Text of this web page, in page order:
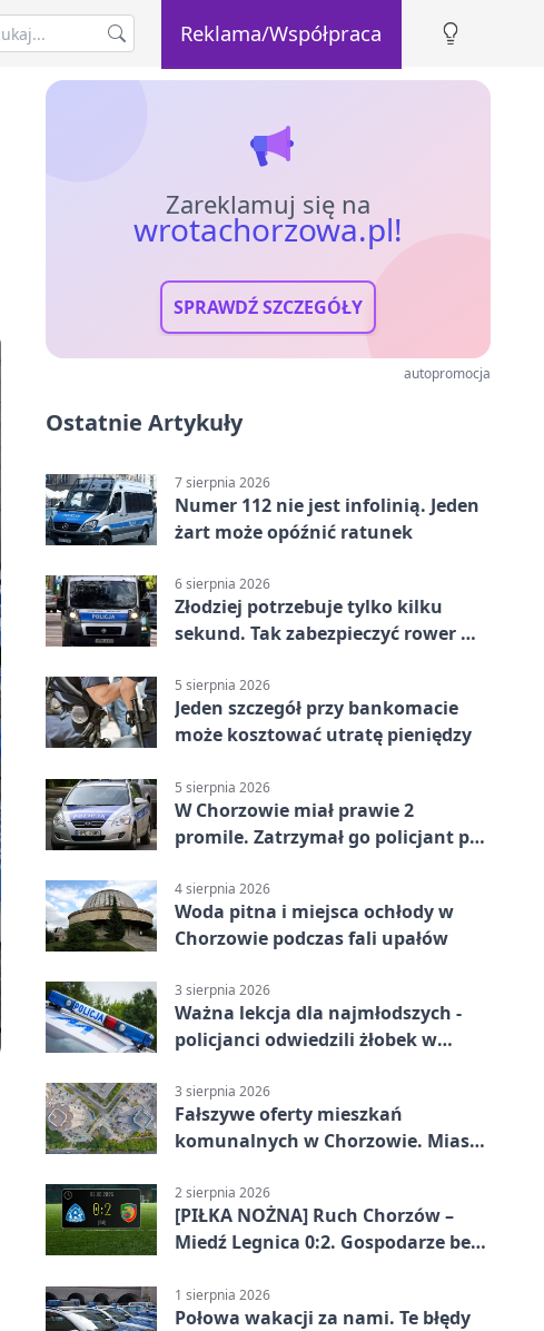
Reklama/Współpraca
Zareklamuj się na
wrotachorzowa.pl!
SPRAWDŹ SZCZEGÓŁY
autopromocja
Ostatnie Artykuły
7 sierpnia 2026
Numer 112 nie jest infolinią. Jeden
żart może opóźnić ratunek
6 sierpnia 2026
Złodziej potrzebuje tylko kilku
sekund. Tak zabezpieczyć rower w
5 sierpnia 2026
Jeden szczegół przy bankomacie
może kosztować utratę pieniędzy
5 sierpnia 2026
W Chorzowie miał prawie 2
promile. Zatrzymał go policjant po
4 sierpnia 2026
Woda pitna i miejsca ochłody w
Chorzowie podczas fali upałów
3 sierpnia 2026
Ważna lekcja dla najmłodszych -
policjanci odwiedzili żłobek w
3 sierpnia 2026
Fałszywe oferty mieszkań
komunalnych w Chorzowie. Miasto
2 sierpnia 2026
[PIŁKA NOŻNA] Ruch Chorzów –
Miedź Legnica 0:2. Gospodarze bez
1 sierpnia 2026
Połowa wakacji za nami. Te błędy